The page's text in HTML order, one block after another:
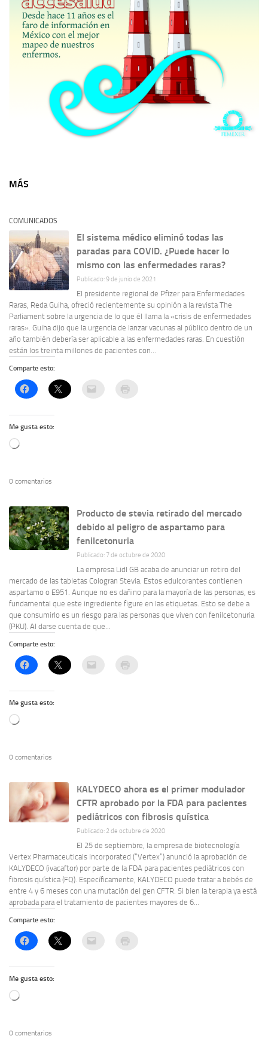
MÁS
COMUNICADOS
El sistema médico eliminó todas las
paradas para COVID. ¿Puede hacer lo
mismo con las enfermedades raras?
Publicado: 9 de junio de 2021
El presidente regional de Pfizer para Enfermedades
Raras, Reda Guiha, ofreció recientemente su opinión a la revista The
Parliament sobre la urgencia de lo que él llama la «crisis de enfermedades
raras». Guiha dijo que la urgencia de lanzar vacunas al público dentro de un
año también debería ser aplicable a las enfermedades raras. En cuestión
están los treinta millones de pacientes con...
Comparte esto:
Me gusta esto:
Cargando...
0 comentarios
Producto de stevia retirado del mercado
debido al peligro de aspartamo para
fenilcetonuria
Publicado: 7 de octubre de 2020
La empresa Lidl GB acaba de anunciar un retiro del
mercado de las tabletas Cologran Stevia. Estos edulcorantes contienen
aspartamo o E951. Aunque no es dañino para la mayoría de las personas, es
fundamental que este ingrediente figure en las etiquetas. Esto se debe a
que consumirlo es un riesgo para las personas que viven con fenilcetonuria
(PKU). Al darse cuenta de que...
Comparte esto:
Me gusta esto:
Cargando...
0 comentarios
KALYDECO ahora es el primer modulador
CFTR aprobado por la FDA para pacientes
pediátricos con fibrosis quística
Publicado: 2 de octubre de 2020
El 25 de septiembre, la empresa de biotecnología
Vertex Pharmaceuticals Incorporated (“Vertex”) anunció la aprobación de
KALYDECO (ivacaftor) por parte de la FDA para pacientes pediátricos con
fibrosis quística (FQ). Específicamente, KALYDECO puede tratar a bebés de
entre 4 y 6 meses con una mutación del gen CFTR. Si bien la terapia ya está
aprobada para el tratamiento de pacientes mayores de 6...
Comparte esto:
Me gusta esto:
Cargando...
0 comentarios